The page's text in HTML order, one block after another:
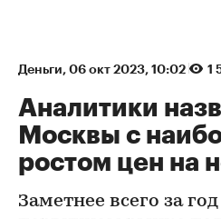
Деньги⁠, 06 окт 2023, 10:02 1
Аналитики
Москвы с
ростом цен на
Заметнее всего за